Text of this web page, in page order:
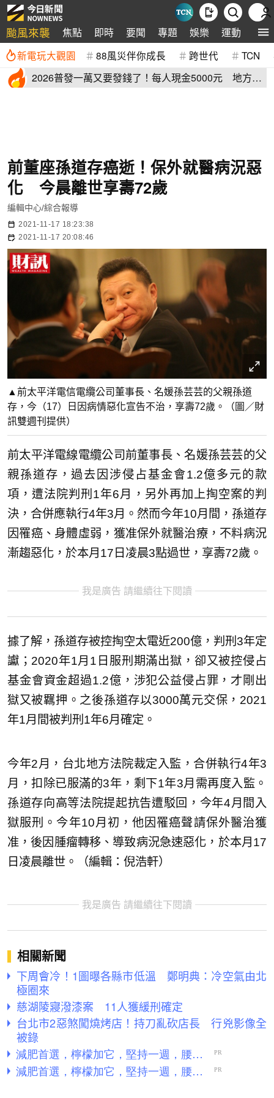
颱風來襲 焦點 即時 要聞 專題 娛樂 運動 全球
新電玩大觀園 88風災伴你成長 跨世代 TCN
2026普發一萬又要發錢了！每人現金5000元 地方加
前董座孫道存癌逝！保外就醫病況惡
化 今晨離世享壽72歲
編輯中心/綜合報導
2021-11-17 18:23:38
2021-11-17 20:08:46
▲前太平洋電信電纜公司董事長、名媛孫芸芸的父親孫道
存，今（17）日因病情惡化宣告不治，享壽72歲。（圖／財
訊雙週刊提供）
前太平洋電線電纜公司前董事長、名媛孫芸芸的父
親孫道存，過去因涉侵占基金會1.2億多元的款
項，遭法院判刑1年6月，另外再加上掏空案的判
決，合併應執行4年3月。然而今年10月間，孫道存
因罹癌、身體虛弱，獲准保外就醫治療，不料病況
漸趨惡化，於本月17日凌晨3點過世，享壽72歲。
我是廣告 請繼續往下閱讀
據了解，孫道存被控掏空太電近200億，判刑3年定
讞；2020年1月1日服刑期滿出獄，卻又被控侵占
基金會資金超過1.2億，涉犯公益侵占罪，才剛出
獄又被羈押。之後孫道存以3000萬元交保，2021
年1月間被判刑1年6月確定。
今年2月，台北地方法院裁定入監，合併執行4年3
月，扣除已服滿的3年，剩下1年3月需再度入監。
孫道存向高等法院提起抗告遭駁回，今年4月間入
獄服刑。今年10月初，他因罹癌聲請保外醫治獲
准，後因腫瘤轉移、導致病況急速惡化，於本月17
日凌晨離世。（編輯：倪浩軒）
我是廣告 請繼續往下閱讀
相關新聞
下周會冷！1圖曝各縣市低溫 鄭明典：冷空氣由北
極圈來
慈湖陵寢潑漆案 11人獲緩刑確定
台北市2惡煞闖燒烤店！持刀亂砍店長 行兇影像全
被錄